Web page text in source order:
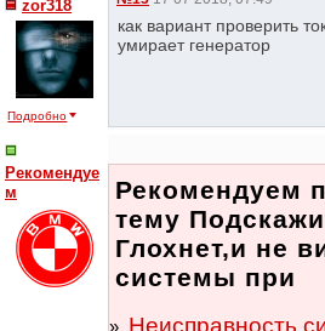
zor318
Подробно
как вариант проверить
умирает генератор
Рекомендуе
м
Рекомендуем
тему
Глохнет,и не
системы при
Неисправность